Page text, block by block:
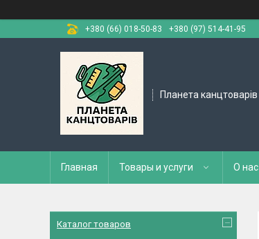
+380 (66) 018-50-83
+380 (97) 514-41-95
Планета канцтоварів
Главная Товары и услуги О нас
Каталог товаров